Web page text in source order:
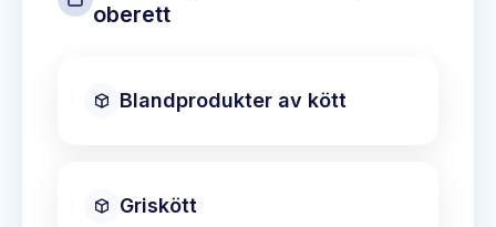
oberett
Blandprodukter av kött
Griskött